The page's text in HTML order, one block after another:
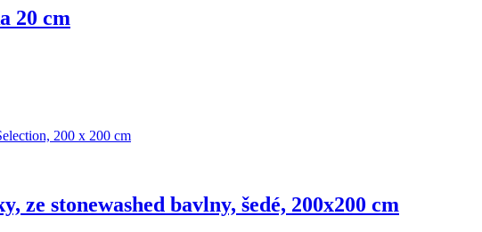
20 cm
ze stonewashed bavlny, šedé, 200x200 cm